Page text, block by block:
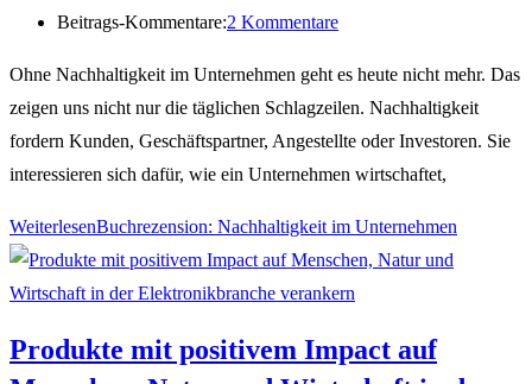
Beitrags-Kommentare:2 Kommentare
Ohne Nachhaltigkeit im Unternehmen geht es heute nicht mehr. Das
zeigen uns nicht nur die täglichen Schlagzeilen. Nachhaltigkeit
fordern Kunden, Geschäftspartner, Angestellte oder Investoren. Sie
interessieren sich dafür, wie ein Unternehmen wirtschaftet,
WeiterlesenBuchrezension: Nachhaltigkeit im Unternehmen
Produkte mit positivem Impact auf